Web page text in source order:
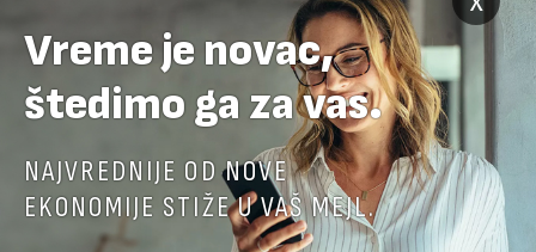
Vreme je novac,
štedimo ga za vas.
NAJVREDNIJE OD NOVE
EKONOMIJE STIŽE U VAŠ MEJL.